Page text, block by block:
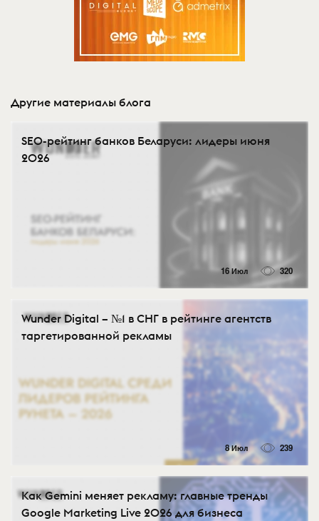
Другие материалы блога
SEO-рейтинг банков Беларуси: лидеры июня
2026
16 Июл 320
Wunder Digital – №1 в СНГ в рейтинге агентств
таргетированной рекламы
8 Июл 239
Как Gemini меняет рекламу: главные тренды
Google Marketing Live 2026 для бизнеса